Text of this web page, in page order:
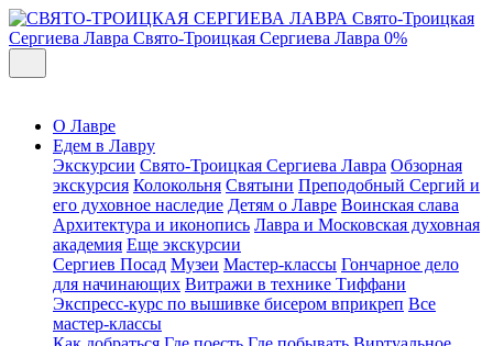
Свято-Троицкая
Сергиева Лавра Свято-Троицкая Сергиева Лавра 0%
О Лавре
Едем в Лавру
Экскурсии Свято-Троицкая Сергиева Лавра Обзорная
экскурсия Колокольня Святыни Преподобный Сергий и
его духовное наследие Детям о Лавре Воинская слава
Архитектура и иконопись Лавра и Московская духовная
академия Еще экскурсии
Сергиев Посад Музеи Мастер-классы Гончарное дело
для начинающих Витражи в технике Тиффани
Экспресс-курс по вышивке бисером вприкреп Все
мастер-классы